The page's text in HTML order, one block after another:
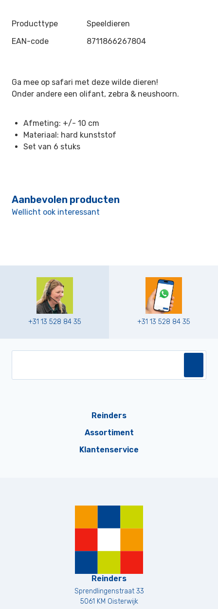
Producttype
Speeldieren
EAN-code
8711866267804
Ga mee op safari met deze wilde dieren!
Onder andere een olifant, zebra & neushoorn.
Afmeting: +/- 10 cm
Materiaal: hard kunststof
Set van 6 stuks
Aanbevolen producten
Wellicht ook interessant
+31 13 528 84 35 +31 13 528 84 35
Reinders
Assortiment
Klantenservice
Reinders
Sprendlingenstraat 33
5061 KM Oisterwijk